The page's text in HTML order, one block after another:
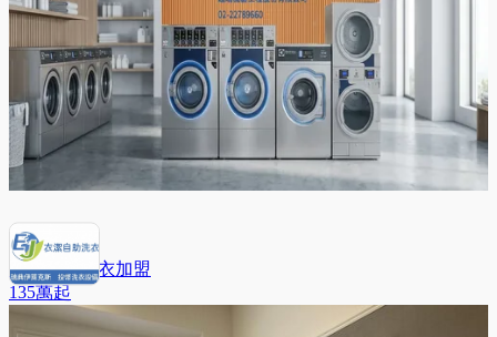
衣潔自助洗衣加盟
135萬起